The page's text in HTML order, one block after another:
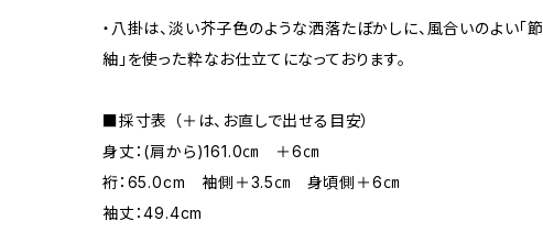
・八掛は、淡い芥子色のような洒落たぼかしに、風合いのよい「節
紬」を使った粋なお仕立てになっております。
■採寸表 （＋は、お直しで出せる目安）
身丈：(肩から)161.0㎝ ＋6㎝
裄：65.0cm 袖側＋3.5㎝ 身頃側＋6㎝
袖丈：49.4cm